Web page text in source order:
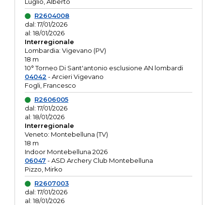
R2604008
dal: 17/01/2026
al: 18/01/2026
Interregionale
Lombardia: Vigevano (PV)
18 m
10° Torneo Di Sant'antonio esclusione AN lombardi
04042 - Arcieri Vigevano
Fogli, Francesco
R2606005
dal: 17/01/2026
al: 18/01/2026
Interregionale
Veneto: Montebelluna (TV)
18 m
Indoor Montebelluna 2026
06047 - ASD Archery Club Montebelluna
Pizzo, Mirko
R2607003
dal: 17/01/2026
al: 18/01/2026